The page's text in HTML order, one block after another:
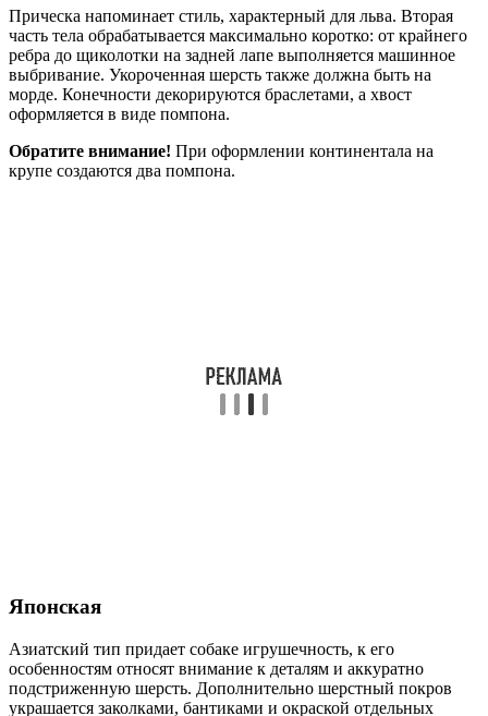
Прическа напоминает стиль, характерный для льва. Вторая
часть тела обрабатывается максимально коротко: от крайнего
ребра до щиколотки на задней лапе выполняется машинное
выбривание. Укороченная шерсть также должна быть на
морде. Конечности декорируются браслетами, а хвост
оформляется в виде помпона.
Обратите внимание! При оформлении континентала на
крупе создаются два помпона.
Японская
Азиатский тип придает собаке игрушечность, к его
особенностям относят внимание к деталям и аккуратно
подстриженную шерсть. Дополнительно шерстный покров
украшается заколками, бантиками и окраской отдельных